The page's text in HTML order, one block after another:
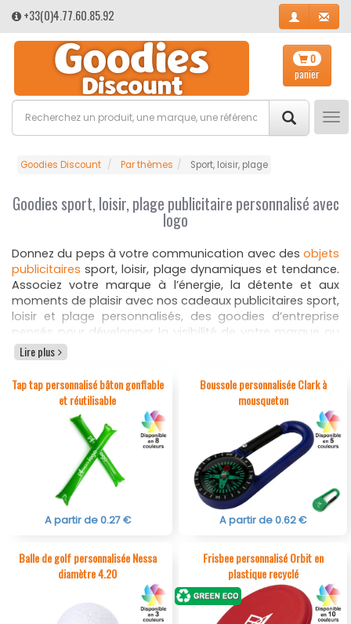
+33(0)4.77.60.85.92
0
panier
Goodies Discount Par thèmes Sport, loisir, plage
Goodies sport, loisir, plage publicitaire personnalisé avec
logo
Donnez du peps à votre communication avec des objets
publicitaires sport, loisir, plage dynamiques et tendance.
Associez votre marque à l’énergie, la détente et aux
moments de plaisir avec nos cadeaux publicitaires sport,
loisir et plage personnalisés, des goodies d’entreprise
pensés pour développer la visibilité de votre marque ou
organisation dans des contextes conviviaux. Que ce soit
pour animer un événement sportif, remercier vos
collaborateurs ou valoriser vos actions estivales.
Serviettes de plage personnalisée
, ballons, frisbees,
lunettes de soleil publicitaire
, raquettes,
gourdes
personnalisées
...ces objets personnalisés font mouche à
chaque utilisation. Chez Goodies Discount, nous vous
proposons des articles fun de sport, loisir et plage, utiles
et personnalisables à l’image de votre marque.
Lire plus
Tap tap personnalisé bâton gonflable
et réutilisable
A partir de 0.27 €
Boussole personnalisée Clark à
mousqueton
A partir de 0.62 €
Balle de golf personnalisée Nessa
diamètre 4.20
Frisbee personnalisé Orbit en
plastique recyclé